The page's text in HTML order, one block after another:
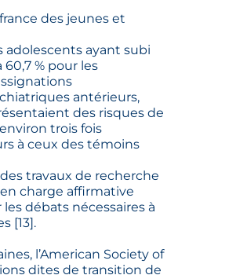
des jeunes et
ayant subi
% pour les
antérieurs,
des risques de
trois fois
à ceux des témoins
travaux de recherche
charge affirmative
débats nécessaires à
[13].
l’American Society of
dites de transition de